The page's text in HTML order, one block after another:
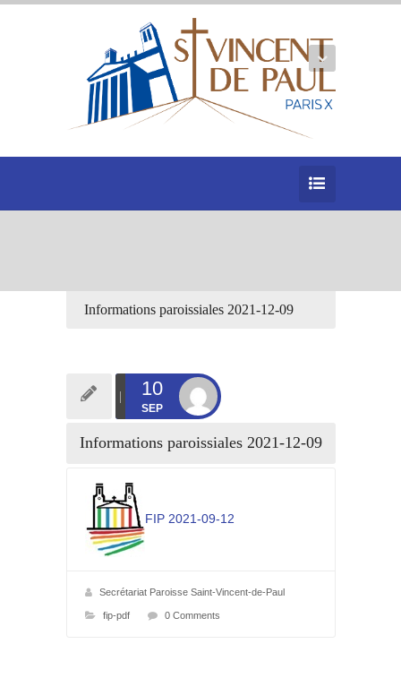
Informations paroissiales 2021-12-09
10
SEP
Informations paroissiales 2021-12-09
FIP 2021-09-12
Secrétariat Paroisse Saint-Vincent-de-Paul
fip-pdf 0 Comments